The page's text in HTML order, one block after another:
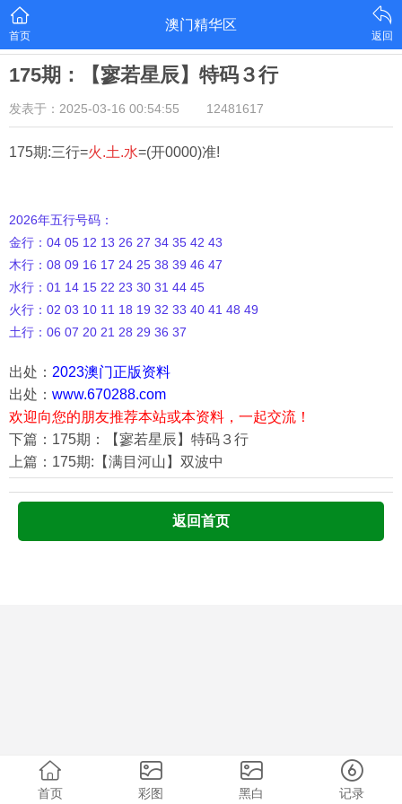
首页
澳门精华区
返回
175期：【寥若星辰】特码３行
发表于：2025-03-16 00:54:55 12481617
175期:三行=火.土.水=(开0000)准!
2026年五行号码：
金行：04 05 12 13 26 27 34 35 42 43
木行：08 09 16 17 24 25 38 39 46 47
水行：01 14 15 22 23 30 31 44 45
火行：02 03 10 11 18 19 32 33 40 41 48 49
土行：06 07 20 21 28 29 36 37
出处： 2023澳门正版资料
出处： www.670288.com
欢迎向您的朋友推荐本站或本资料，一起交流！
下篇：175期：【寥若星辰】特码３行
上篇：175期:【满目河山】双波中
返回首页
首页 彩图 黑白 记录